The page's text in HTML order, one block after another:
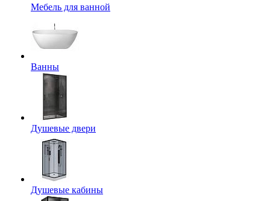
Мебель для ванной
Ванны
Душевые двери
Душевые кабины